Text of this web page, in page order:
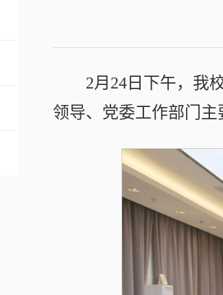
2月24日下午，我
领导、党委工作部门主